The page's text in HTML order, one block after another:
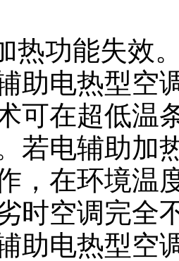
热功能失效
助电热型空
可在超低温
若电辅助加
，在环境温
时空调完全
助电热型空